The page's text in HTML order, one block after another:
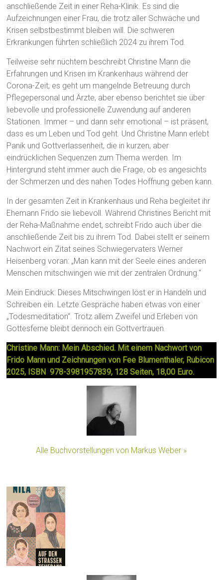
anschließende Zeit in einer Reha-Klinik. Es sind die
Aufzeichnungen einer Frau, die trotz aller Schwäche und
Krisen selbstbestimmt bleiben will. Die schweren
Erkrankungen führten schließlich 2024 zu ihrem Tod.
Teilweise sehr nüchtern beschreibt Christine Mann die
Erfahrungen und Krisen im Krankenhaus während der
Corona-Zeit; es geht um mangelnde Betreuung durch
Pflegepersonal und Ärzte, aber ebenso berichtet sie über
liebevolle und professionelle Zuwendung auf anderen
Stationen. Immer – und dann sehr emotional – ist präsent,
dass es um Leben und Tod geht. Und Christine Mann erlebt
Panik und Gottverlassenheit, die in kurzen, aber
eindrücklichen Sequenzen zum Thema werden. Im
Hintergrund steht immer auch die Frage, ob es angesichts
der Schmerzen und des nahen Todes Hoffnung geben kann.
In der gesamten Zeit in Krankenhaus und Reha begleitet ihr
Ehemann Frido sie liebevoll. Während Christines Bericht mit
der Reha-Maßnahme endet, schreibt Frido auch über die
anschließende Zeit bis zu ihrem Tod. Dabei stellt er seinem
Nachwort ein Zitat seines Schwiegervaters Werner
Heisenberg voran: „Man kann mit der Seele eines anderen
Menschen mitschwingen wie mit der zentralen Ordnung.“
Mein Eindruck: Dieses Mitschwingen löst er in Handeln und
Schreiben ein. Letzte Gespräche haben etwas von einer
„Todesmeditation“. Trotz allem Zweifel und Erleben von
Gottesferne bleibt dennoch ein Gottvertrauen.
Christine Mann: Mein Abschied. Mit einem Nachwort von
Frido Mann und Zeichnungen von Fee Blumenthaler, Rubicon
2025, ISBN 978-3981957839, 128 Seiten, 18,00 Euro.
Alle Buchvorstellungen von Markus Weber »